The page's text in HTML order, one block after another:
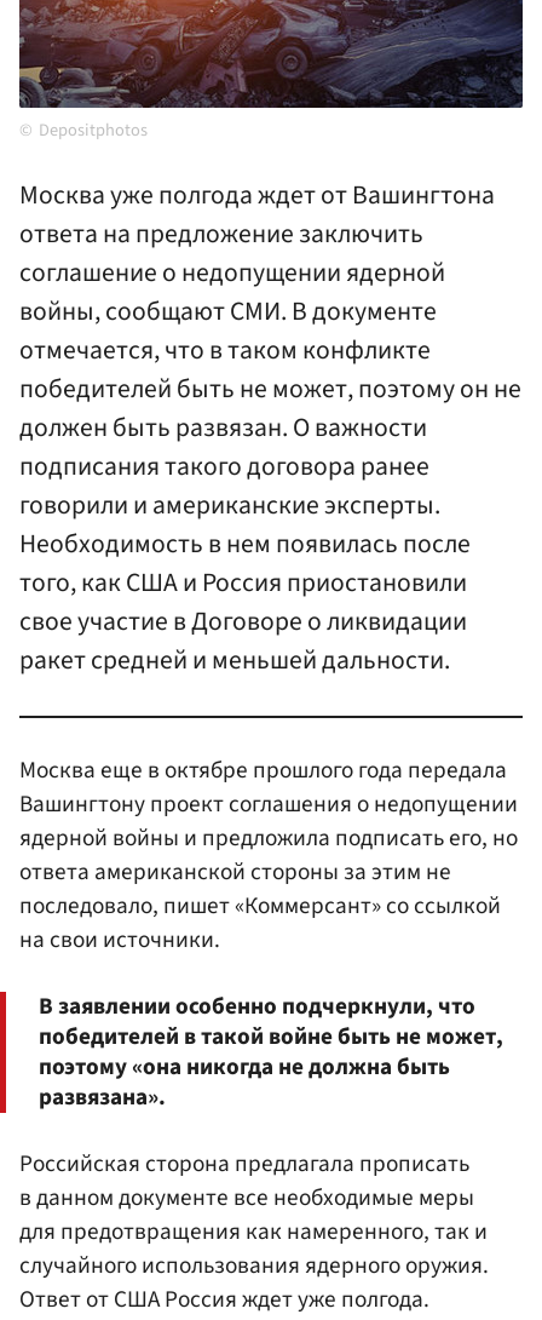
Depositphotos
Москва уже полгода ждет от Вашингтона
ответа на предложение заключить
соглашение о недопущении ядерной
войны, сообщают СМИ. В документе
отмечается, что в таком конфликте
победителей быть не может, поэтому он не
должен быть развязан. О важности
подписания такого договора ранее
говорили и американские эксперты.
Необходимость в нем появилась после
того, как США и Россия приостановили
свое участие в Договоре о ликвидации
ракет средней и меньшей дальности.
Москва еще в октябре прошлого года передала
Вашингтону проект соглашения о недопущении
ядерной войны и предложила подписать его, но
ответа американской стороны за этим не
последовало, пишет «Коммерсант» со ссылкой
на свои источники.
В заявлении особенно подчеркнули, что
победителей в такой войне быть не может,
поэтому «она никогда не должна быть
развязана».
Российская сторона предлагала прописать
в данном документе все необходимые меры
для предотвращения как намеренного, так и
случайного использования ядерного оружия.
Ответ от США Россия ждет уже полгода.